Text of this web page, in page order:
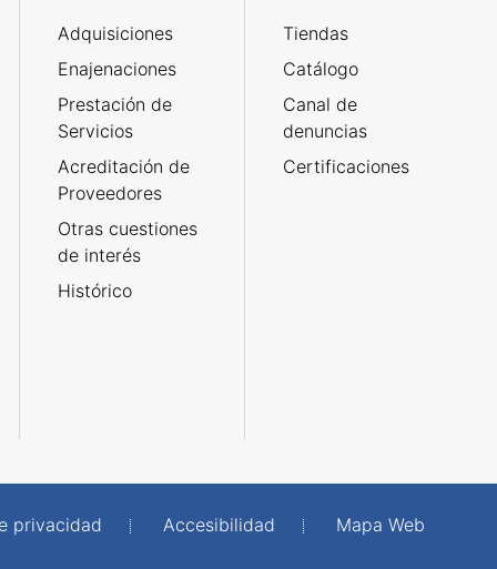
Adquisiciones
Enajenaciones
Prestación de
Servicios
Acreditación de
Proveedores
Otras cuestiones
de interés
Histórico
Tiendas
Catálogo
Canal de
denuncias
Certificaciones
privacidad Accesibilidad
Mapa Web